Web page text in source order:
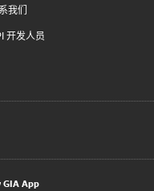
我们
开发人员
App